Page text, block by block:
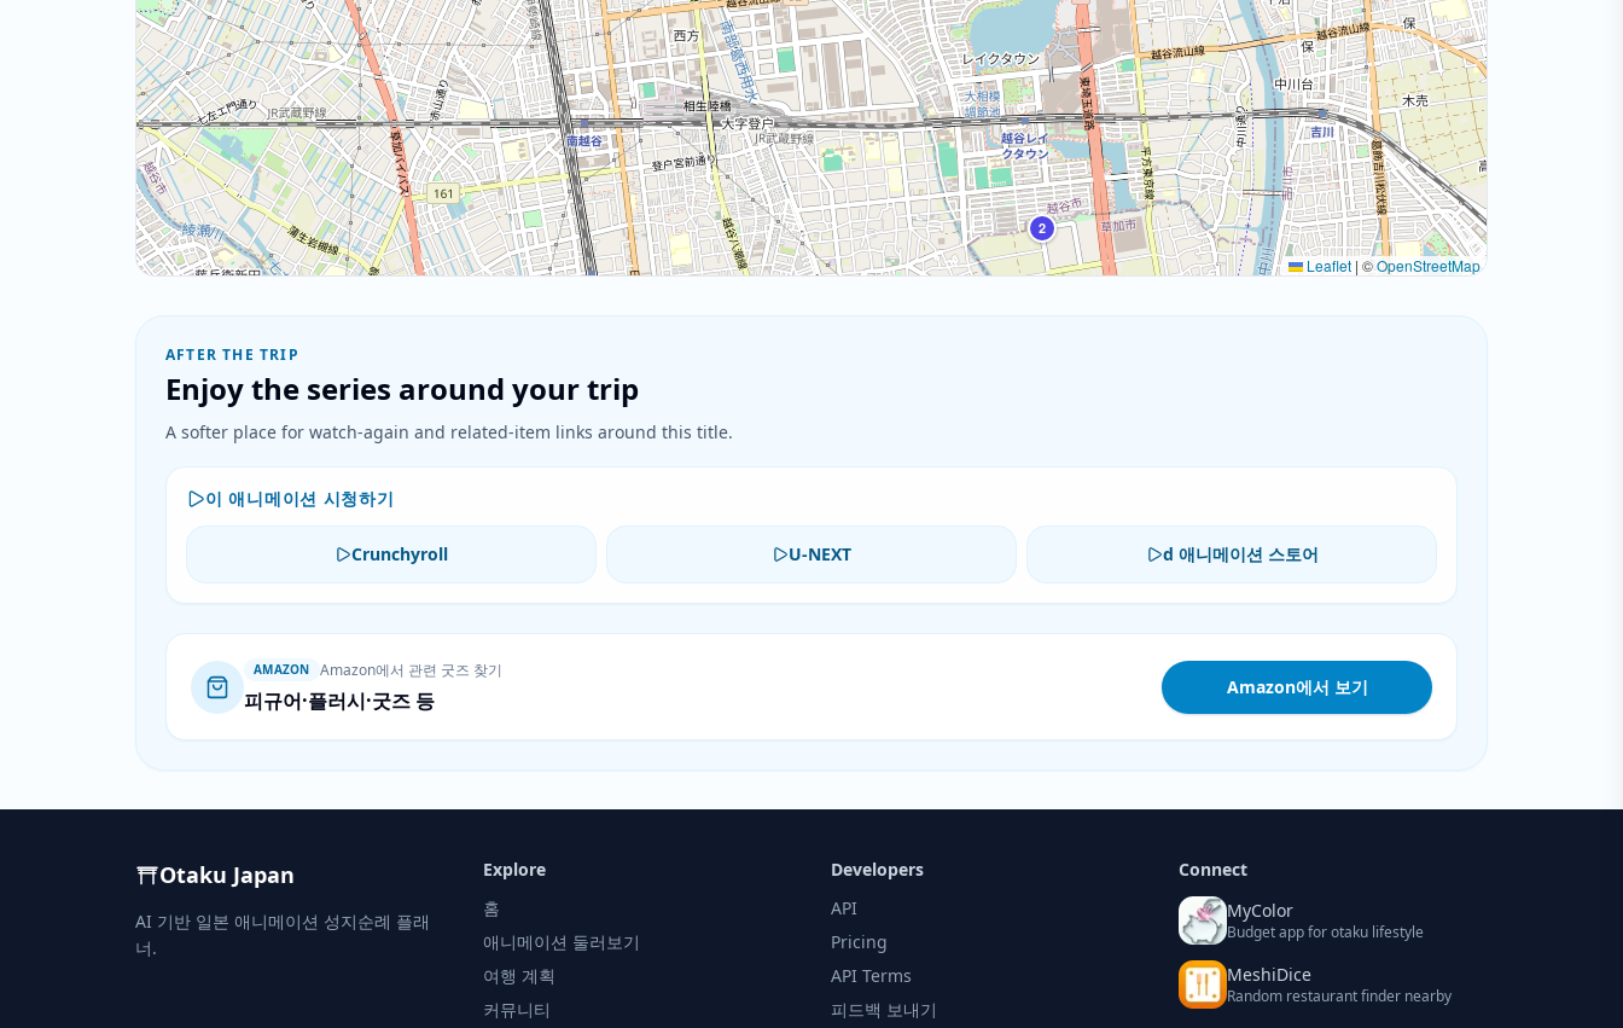
2
Leaflet | ©OpenStreetMap
AFTER THE TRIP
Enjoy the series around your trip
A softer place for watch-again and related-item links around this title.
이 애니메이션 시청하기
Crunchyroll U-NEXT d 애니메이션 스토어
AMAZON Amazon에서 관련 굿즈 찾기
피규어·플러시·굿즈 등
Amazon에서 보기
Otaku Japan
AI 기반 일본 애니메이션 성지순례 플래
너.
Explore
홈
애니메이션 둘러보기
여행 계획
커뮤니티
Developers
API
Pricing
API Terms
피드백 보내기
Connect
MyColor
Budget app for otaku lifestyle
MeshiDice
Random restaurant finder nearby